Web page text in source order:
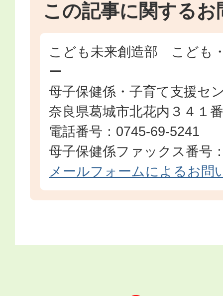
この記事に関するお
こども未来創造部 こども
ー
母子保健係・子育て支援セ
奈良県葛城市北花内３４１
電話番号：0745-69-5241
母子保健係ファックス番号
メールフォームによるお問